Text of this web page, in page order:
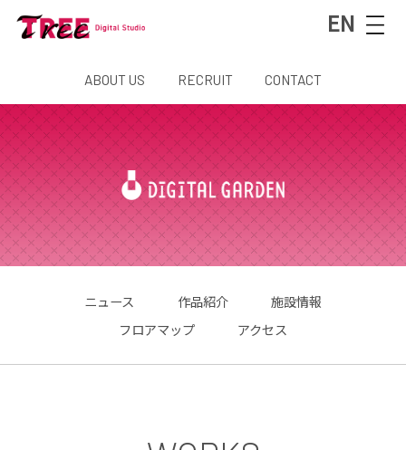
EN
ABOUT US RECRUIT CONTACT
ニュース 作品紹介
施設情報
フロアマップ
アクセス